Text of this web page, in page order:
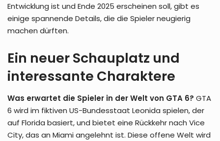
Entwicklung ist und Ende 2025 erscheinen soll, gibt es
einige spannende Details, die die Spieler neugierig
machen dürften.
Ein neuer Schauplatz und
interessante Charaktere
Was erwartet die Spieler in der Welt von GTA 6? GTA
6 wird im fiktiven US-Bundesstaat Leonida spielen, der
auf Florida basiert, und bietet eine Rückkehr nach Vice
City, das an Miami angelehnt ist. Diese offene Welt wird